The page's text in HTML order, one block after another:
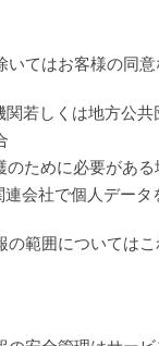
てはお客様の同
若しくは地方公
ために必要があ
会社で個人データ
範囲については